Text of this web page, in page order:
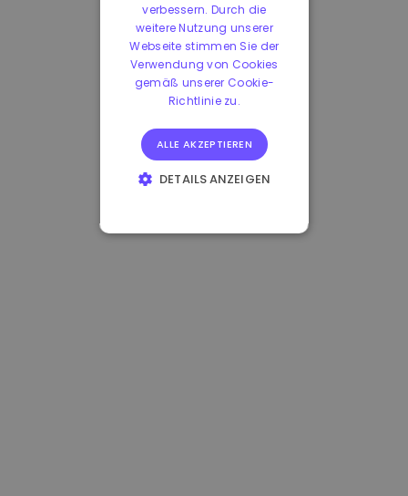
verbessern. Durch die
weitere Nutzung unserer
Webseite stimmen Sie der
Verwendung von Cookies
gemäß unserer Cookie-
Richtlinie zu.
ALLE AKZEPTIEREN
DETAILS ANZEIGEN